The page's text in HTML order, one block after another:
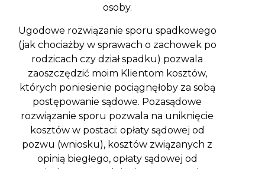
osoby.
Ugodowe rozwiązanie sporu spadkowego
(jak chociażby w sprawach o zachowek po
rodzicach czy dział spadku) pozwala
zaoszczędzić moim Klientom kosztów,
których poniesienie pociągnęłoby za sobą
postępowanie sądowe. Pozasądowe
rozwiązanie sporu pozwala na uniknięcie
kosztów w postaci: opłaty sądowej od
pozwu (wniosku), kosztów związanych z
opinią biegłego, opłaty sądowej od